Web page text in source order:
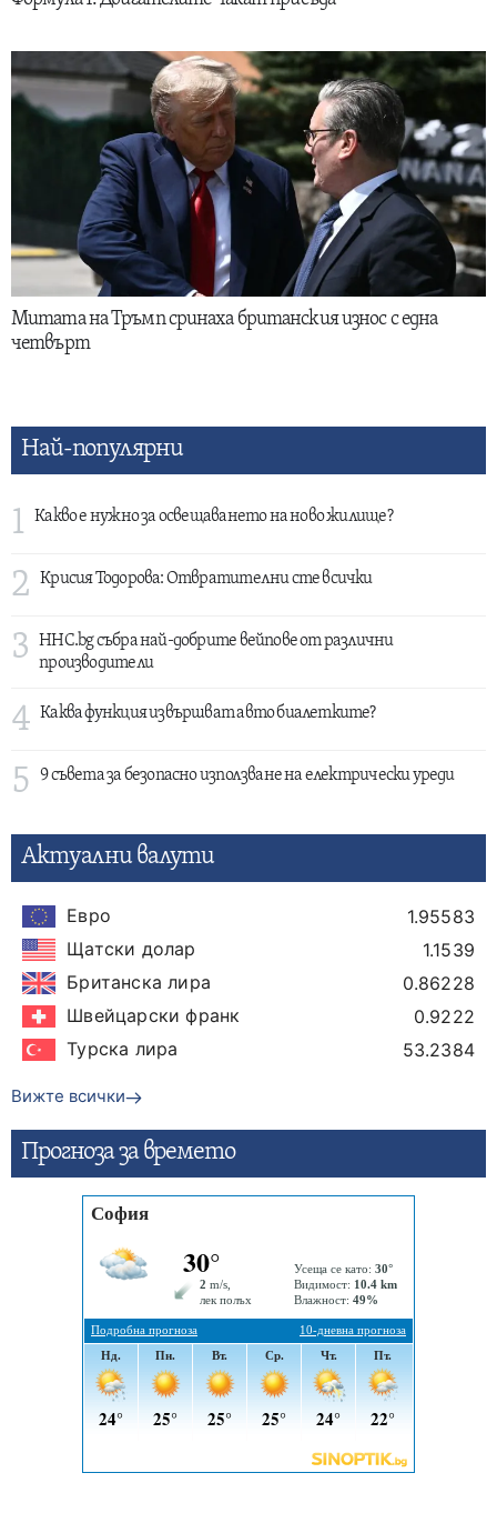
Митата на Тръмп сринаха британския износ с една
четвърт
Най-популярни
1 Какво е нужно за освещаването на ново жилище?
2 Крисия Тодорова: Отвратителни сте всички
3
HHC.bg събра най-добрите вейпове от различни
производители
4 Каква функция извършват авто биалетките?
5 9 съвета за безопасно използване на електрически уреди
Актуални валути
Евро
1.95583
Щатски долар
1.1539
Британска лира
0.86228
Швейцарски франк
0.9222
Турска лира
53.2384
Вижте всички
Прогнозa за времето